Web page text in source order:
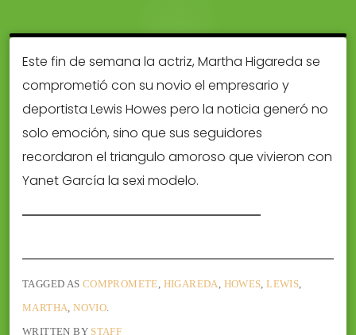
Este fin de semana la actriz, Martha Higareda se
comprometió con su novio el empresario y
deportista Lewis Howes pero la noticia generó no
solo emoción, sino que sus seguidores
recordaron el triangulo amoroso que vivieron con
Yanet García la sexi modelo.
TAGGED AS COMPROMETE HIGAREDA HOWES ,LEWIS
MARTHA ,NOVIO
WRITTEN BY STAFF